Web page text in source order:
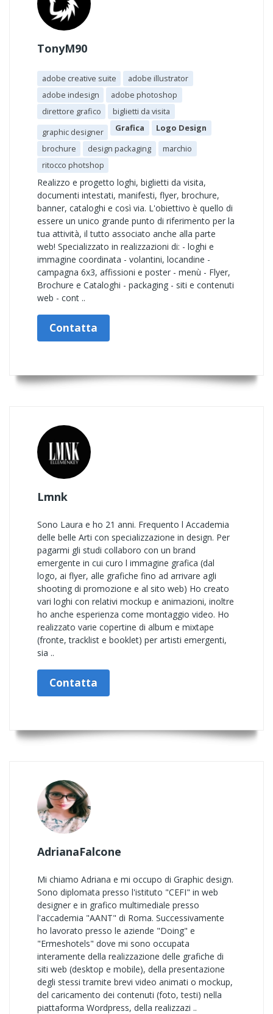
TonyM90
adobe creative suite
adobe illustrator
adobe indesign
adobe photoshop
direttore grafico
biglietti da visita
graphic designer
Grafica
Logo Design
brochure
design packaging
marchio
ritocco photshop
Realizzo e progetto loghi, biglietti da visita,
documenti intestati, manifesti, flyer, brochure,
banner, cataloghi e così via. L'obiettivo è quello di
essere un unico grande punto di riferimento per la
tua attività, il tutto associato anche alla parte
web! Specializzato in realizzazioni di: - loghi e
immagine coordinata - volantini, locandine -
campagna 6x3, affissioni e poster - menù - Flyer,
Brochure e Cataloghi - packaging - siti e contenuti
web - cont ..
Contatta
Lmnk
Sono Laura e ho 21 anni. Frequento l Accademia
delle belle Arti con specializzazione in design. Per
pagarmi gli studi collaboro con un brand
emergente in cui curo l immagine grafica (dal
logo, ai flyer, alle grafiche fino ad arrivare agli
shooting di promozione e al sito web) Ho creato
vari loghi con relativi mockup e animazioni, inoltre
ho anche esperienza come montaggio video. Ho
realizzato varie copertine di album e mixtape
(fronte, tracklist e booklet) per artisti emergenti,
sia ..
Contatta
AdrianaFalcone
Mi chiamo Adriana e mi occupo di Graphic design.
Sono diplomata presso l'istituto "CEFI" in web
designer e in grafico multimediale presso
l'accademia "AANT" di Roma. Successivamente
ho lavorato presso le aziende "Doing" e
"Ermeshotels" dove mi sono occupata
interamente della realizzazione delle grafiche di
siti web (desktop e mobile), della presentazione
degli stessi tramite brevi video animati o mockup,
del caricamento dei contenuti (foto, testi) nella
piattaforma Wordpress, della realizzazi ..